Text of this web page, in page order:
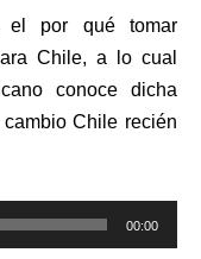
el por qué tomar
Chile, a lo cual
conoce dicha
Chile recién
00:00